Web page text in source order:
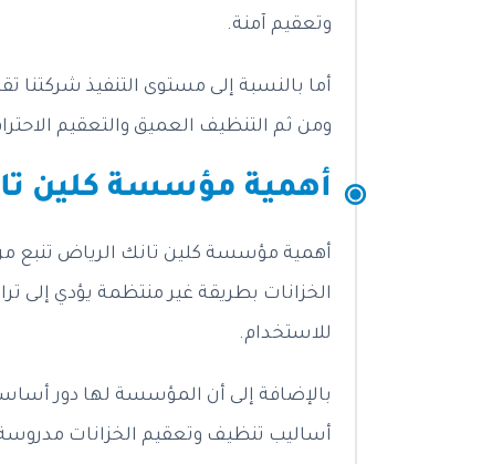
وتعقيم آمنة.
أما بالنسبة إلى مستوى التنفيذ شركتنا
ومن ثم التنظيف العميق والتعقيم
أهمية مؤسسة كلين
أهمية مؤسسة كلين تانك الرياض تنبع
الخزانات بطريقة غير منتظمة يؤدي إلى
للاستخدام.
بالإضافة إلى أن المؤسسة لها دور
أساليب تنظيف وتعقيم الخزانات مدروسة